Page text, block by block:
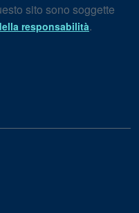
sito sono soggette
responsabilità.